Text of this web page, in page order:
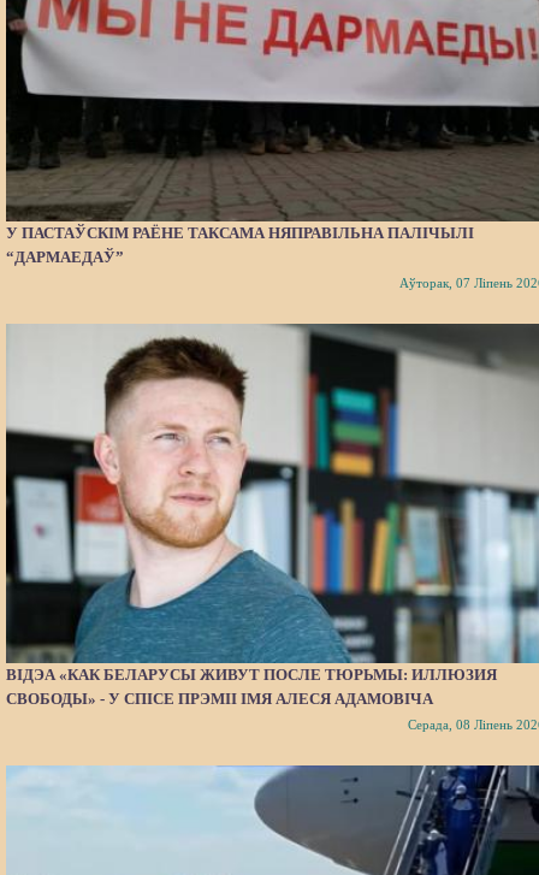
У ПАСТАЎСКІМ РАЁНЕ ТАКСАМА НЯПРАВІЛЬНА ПАЛІЧЫЛІ
“ДАРМАЕДАЎ”
Аўторак, 07 Ліпень
ВІДЭА «КАК БЕЛАРУСЫ ЖИВУТ ПОСЛЕ ТЮРЬМЫ: ИЛЛЮЗИЯ
СВОБОДЫ» - У СПІСЕ ПРЭМІІ ІМЯ АЛЕСЯ АДАМОВІЧА
Серада, 08 Ліпень